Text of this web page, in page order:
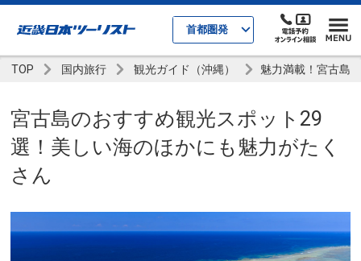
首都圏発
TOP 国内旅行 観光ガイド（沖縄） 魅力満載！宮古島
宮古島のおすすめ観光スポット29
選！美しい海のほかにも魅力がたく
さん